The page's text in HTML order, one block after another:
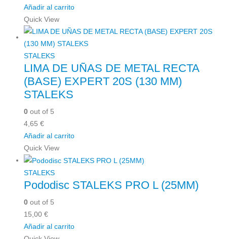
Añadir al carrito
Quick View
STALEKS
LIMA DE UÑAS DE METAL RECTA
(BASE) EXPERT 20S (130 MM)
STALEKS
0 out of 5
4,65 €
Añadir al carrito
Quick View
STALEKS
Pododisc STALEKS PRO L (25MM)
0 out of 5
15,00 €
Añadir al carrito